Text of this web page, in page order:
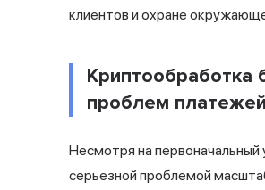
клиентов и охране
Криптообработка
проблем платежей
Несмотря на первоначальный
серьезной проблемой